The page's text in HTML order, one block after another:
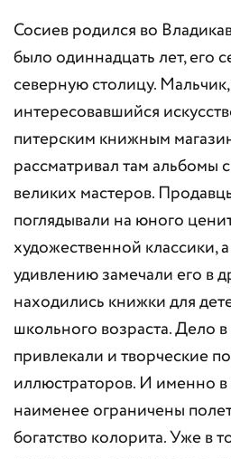
Сосиев родился во
было одиннадцать лет, его
северную столицу.
интересовавшийся
питерским книжным
рассматривал там альбомы
великих мастеров.
поглядывали на юного
художественной классики,
удивлению замечали его в
находились книжки для
школьного возраста. Дело в
привлекали и творческие
иллюстраторов. И именно в
наименее ограничены
богатство колорита. Уже в